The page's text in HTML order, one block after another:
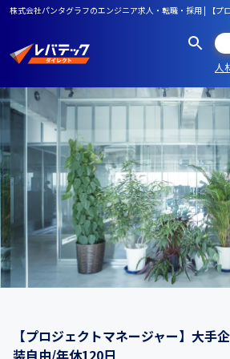
株式会社パンタグラフのエンジニア求人・転職・採用 | 【
人
【プロジェクトマネージャー】大手
装自由/年休120日